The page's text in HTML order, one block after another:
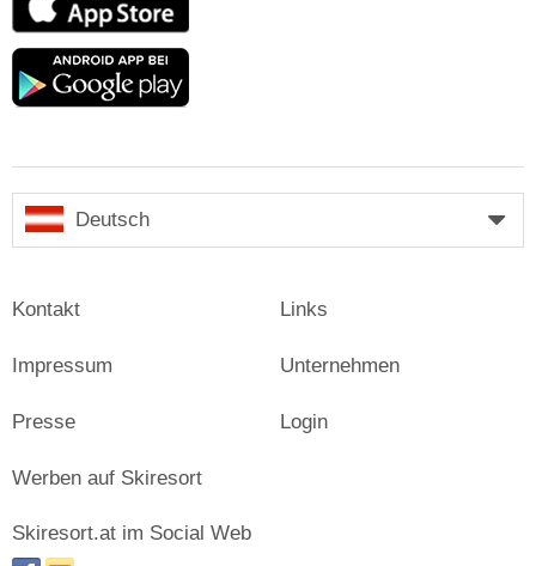
Store
Google
Deutsch
Kontakt
Impressum
Presse
Links
Unternehmen
Login
Werben auf Skiresort
Skiresort.at im Social Web